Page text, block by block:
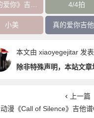
4/4拍
小美 真的爱你吉
本文由 xiaoyegejitar 发
除非特殊声明，本站文
上一篇
动漫《Call of Silence》吉他